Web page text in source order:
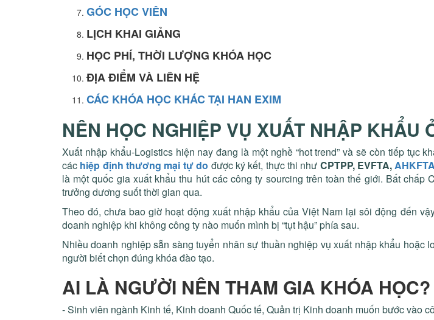
GÓC HỌC VIÊN
LỊCH KHAI GIẢNG
HỌC PHÍ, THỜI LƯỢNG KHÓA HỌC
ĐỊA ĐIỂM VÀ LIÊN HỆ
CÁC KHÓA HỌC KHÁC TẠI HAN EXIM
NÊN HỌC NGHIỆP VỤ XUẤT NHẬP KHẨU
Xuất nhập khẩu-Logistics hiện nay đang là một nghề “hot trend” và sẽ còn tiếp tục
các hiệp định thương mại tự do được ký kết, thực thi như CPTPP, EVFTA,AHKFTA
là một quốc gia xuất khẩu thu hút các công ty sourcing trên toàn thế giới. Bất
trưởng dương suốt thời gian qua.
Theo đó, chưa bao giờ hoạt động xuất nhập khẩu của Việt Nam lại sôi động đến
doanh nghiệp khi không công ty nào muốn mình bị “tụt hậu” phía sau.
Nhiều doanh nghiệp sẵn sàng tuyển nhân sự thuần nghiệp vụ xuất nhập khẩu
người biết chọn đúng khóa đào tạo.
AI LÀ NGƯỜI NÊN THAM GIA KHÓA HỌC?
- Sinh viên ngành Kinh tế, Kinh doanh Quốc tế, Quản trị Kinh doanh muốn bước vào